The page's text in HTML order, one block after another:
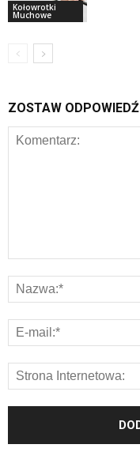
Kołowrotki
Muchowe
ZOSTAW ODPOWIEDŹ